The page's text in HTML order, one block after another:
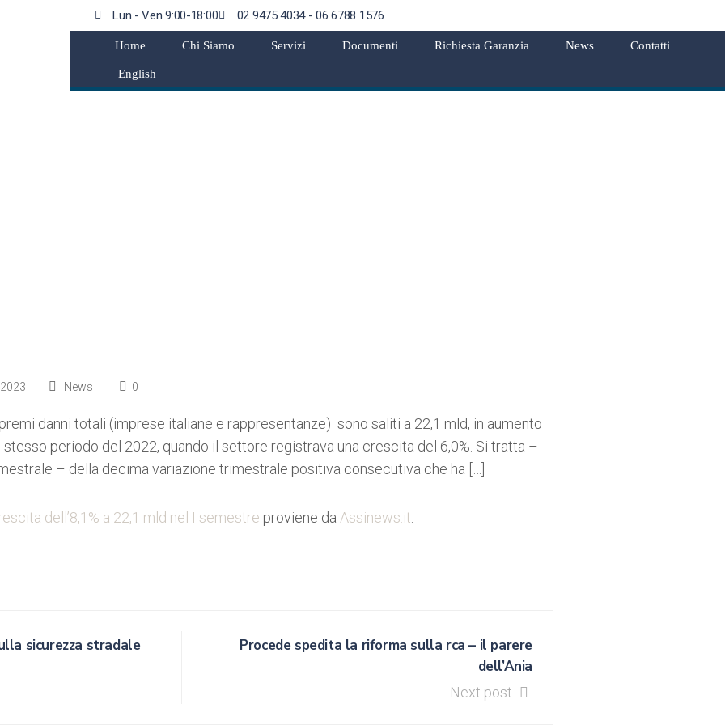
Lun - Ven 9:00-18:00 02 9475 4034 - 06 6788 1576
Home Chi Siamo Servizi Documenti Richiesta Garanzia News Contatti
English
News 0
danni totali (imprese italiane e rappresentanze) sono saliti a 22,1 mld, in aumento
stesso periodo del 2022, quando il settore registrava una crescita del 6,0%. Si tratta –
– della decima variazione trimestrale positiva consecutiva che ha […]
dell’8,1% a 22,1 mld nel I semestre proviene da Assinews.it
sicurezza stradale
Procede spedita la riforma sulla rca – il parere
dell’Ania
Next post